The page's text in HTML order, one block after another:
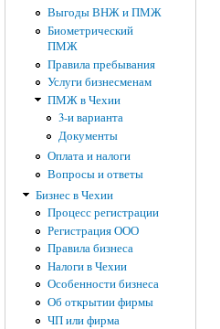
Выгоды ВНЖ и ПМЖ
Биометрический
ПМЖ
Правила пребывания
Услуги бизнесменам
ПМЖ в Чехии
3-и варианта
Документы
Оплата и налоги
Вопросы и ответы
Бизнес в Чехии
Процесс регистрации
Регистрация ООО
Правила бизнеса
Налоги в Чехии
Особенности бизнеса
Об открытии фирмы
ЧП или фирма